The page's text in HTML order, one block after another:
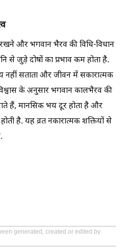
रखने और भगवान भैरव की विधि-विधान
जुड़े दोषों का प्रभाव कम होता है.
सताता और जीवन में सकारात्मक
के अनुसार भगवान कालभैरव की
हैं, मानसिक भय दूर होता है और
है. यह व्रत नकारात्मक शक्तियों से
generated, created or edited by